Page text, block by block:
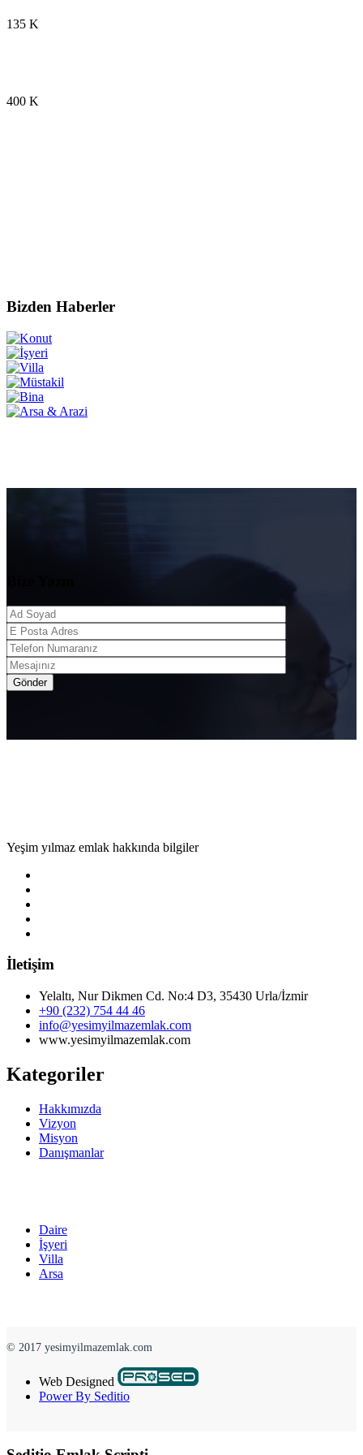
135 K
400 K
Bizden Haberler
Yeşim yılmaz emlak hakkında bilgiler
İletişim
Yelaltı, Nur Dikmen Cd. No:4 D3, 35430 Urla/İzmir
+90 (232) 754 44 46
info@yesimyilmazemlak.com
www.yesimyilmazemlak.com
Kategoriler
Hakkımızda
Vizyon
Misyon
Danışmanlar
Daire
İşyeri
Villa
Arsa
© 2017 yesimyilmazemlak.com
Web Designed
Power By Seditio